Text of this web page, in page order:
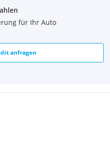
für Ihr Auto
anfragen